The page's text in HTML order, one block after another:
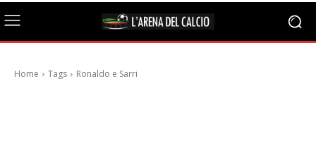
Home Tags Ronaldo e Sarri